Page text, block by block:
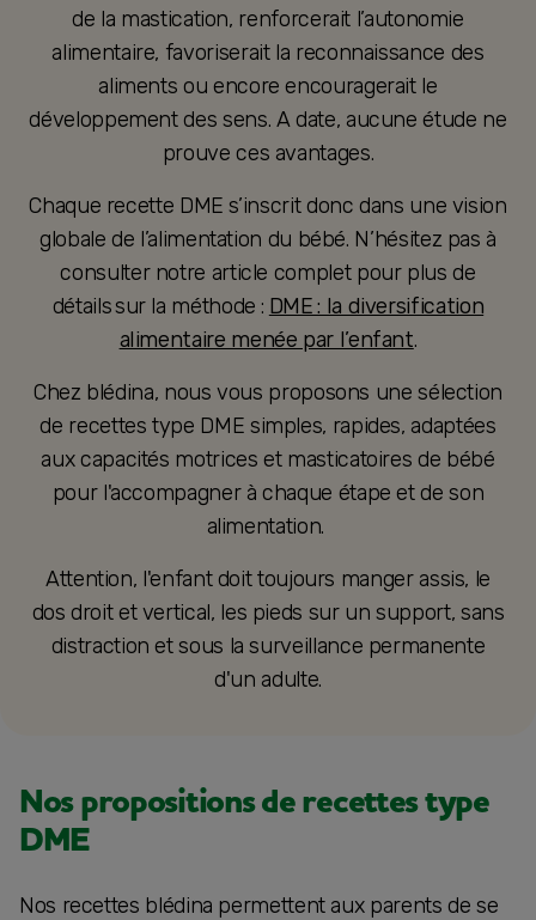
de la mastication, renforcerait l’autonomie
alimentaire, favoriserait la reconnaissance des
aliments ou encore encouragerait le
développement des sens. A date, aucune étude ne
prouve ces avantages.
Chaque recette DME s’inscrit donc dans une vision
globale de l’alimentation du bébé. N’hésitez pas à
consulter notre article complet pour plus de
détails sur la méthode : DME : la diversification
alimentaire menée par l’enfant.
Chez blédina, nous vous proposons une sélection
de recettes type DME simples, rapides, adaptées
aux capacités motrices et masticatoires de bébé
pour l'accompagner à chaque étape et de son
alimentation.
Attention, l'enfant doit toujours manger assis, le
dos droit et vertical, les pieds sur un support, sans
distraction et sous la surveillance permanente
d'un adulte.
Nos propositions de recettes type
DME
Nos recettes blédina permettent aux parents de se